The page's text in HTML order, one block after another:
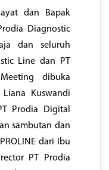
dan Bapak
Diagnostic
dan seluruh
Line dan PT
dibuka
Kuswandi
Prodia Digital
sambutan dan
dari Ibu
PT Prodia